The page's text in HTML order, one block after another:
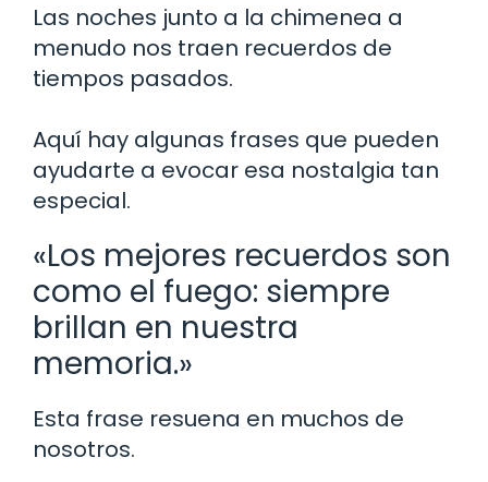
Las noches junto a la chimenea a
menudo nos traen recuerdos de
tiempos pasados.
Aquí hay algunas frases que pueden
ayudarte a evocar esa nostalgia tan
especial.
«Los mejores recuerdos son
como el fuego: siempre
brillan en nuestra
memoria.»
Esta frase resuena en muchos de
nosotros.